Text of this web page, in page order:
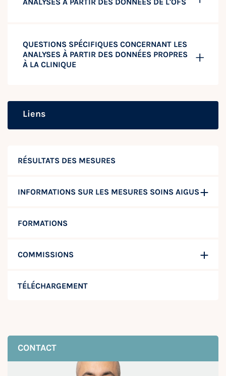
RÉSULTATS DES MESURES
INFORMATIONS SUR LES MESURES SOINS AIGUS
FORMATIONS
COMMISSIONS
TÉLÉCHARGEMENT
CONTACT
QUESTIONS SPÉCIFIQUES CONCERNANT LES
ANALYSES À PARTIR DES DONNÉES PROPRES
À LA CLINIQUE
Liens